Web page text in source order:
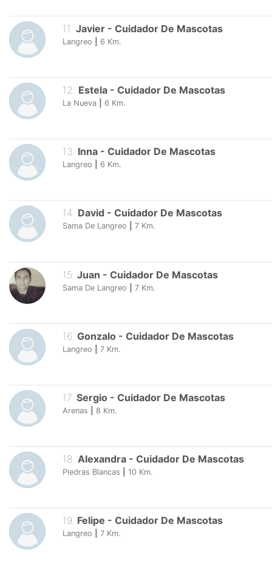
11 Javier - Cuidador De Mascotas
Langreo 6 Km.
12 Estela - Cuidador De Mascotas
La Nueva 6 Km.
13. Inna - Cuidador De Mascotas
Langreo 6 Km.
14. David - Cuidador De Mascotas
Sama De Langreo 7 Km.
15 Juan - Cuidador De Mascotas
Sama De Langreo 7 Km.
16 Gonzalo - Cuidador De Mascotas
Langreo 7 Km.
17. Sergio - Cuidador De Mascotas
Arenas 8 Km.
18. Alexandra - Cuidador De Mascotas
Piedras Blancas 10 Km.
19. Felipe - Cuidador De Mascotas
Langreo 7 Km.